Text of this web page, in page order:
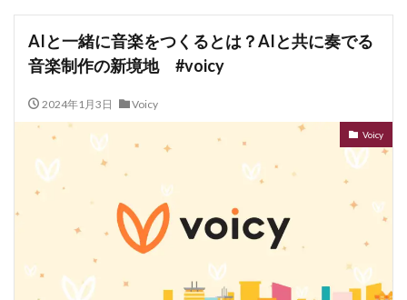
AIと一緒に音楽をつくるとは？AIと共に奏でる
音楽制作の新境地 #voicy
2024年1月3日 Voicy
Voicy